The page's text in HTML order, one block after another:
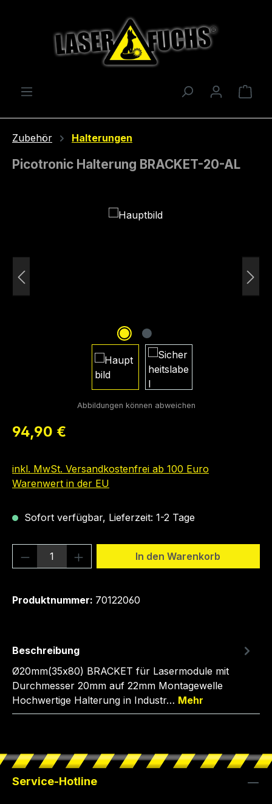
Zubehör Halterungen
Picotronic Halterung BRACKET-20-AL
Bildergalerie überspringen
Regulärer Preis:
94,90 €
inkl. MwSt. Versandkostenfrei ab 100 Euro
Warenwert in der EU
Sofort verfügbar, Lieferzeit: 1-2 Tage
Produkt Anzahl: Gib denIn den Warenkorb
Produktnummer: 70122060
Beschreibung
Ø20mm(35x80) BRACKET für Lasermodule mit
Durchmesser 20mm auf 22mm Montagewelle
Hochwertige Halterung in Industr… Mehr
Service-Hotline